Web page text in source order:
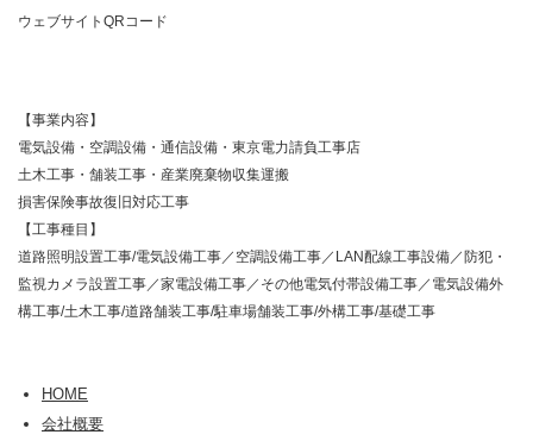
ウェブサイトQRコード
【事業内容】
電気設備・空調設備・通信設備・東京電力請負工事店
土木工事・舗装工事・産業廃棄物収集運搬
損害保険事故復旧対応工事
【工事種目】
道路照明設置工事/電気設備工事／空調設備工事／LAN配線工事設備／防犯・
監視カメラ設置工事／家電設備工事／その他電気付帯設備工事／電気設備外
構工事/土木工事/道路舗装工事/駐車場舗装工事/外構工事/基礎工事
HOME
会社概要